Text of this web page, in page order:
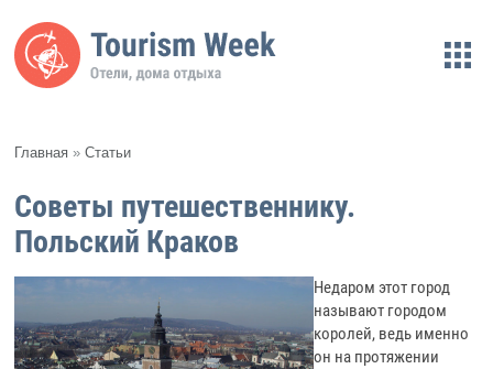
Главная »Статьи
Советы путешественнику.
Польский Краков
Недаром этот город
называют городом
королей, ведь именно
он на протяжении